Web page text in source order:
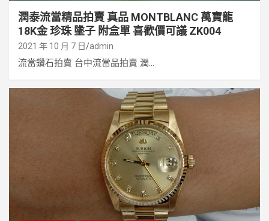
潤泰流當精品拍賣 真品 MONTBLANC 萬寶龍
18K金 珍珠 墬子 附盒單 喜歡價可議 ZK004
2021 年 10 月 7 日 admin
流當鑽石拍賣 台中流當品拍賣 潤...